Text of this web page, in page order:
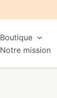
Boutique
Notre mission